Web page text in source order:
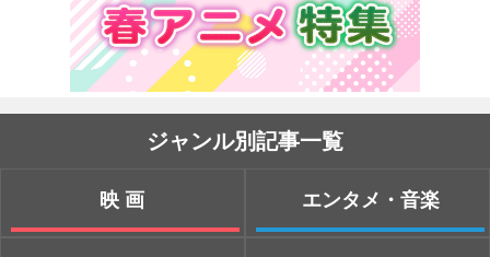
ジャンル別記事一覧
映画 エンタメ・音楽